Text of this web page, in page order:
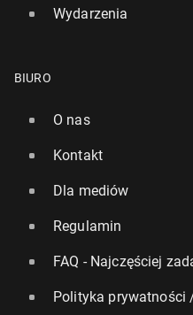
Wydarzenia
BIURO
O nas
Kontakt
Dla mediów
Regulamin
FAQ - Najczęściej
Polityka prywatności